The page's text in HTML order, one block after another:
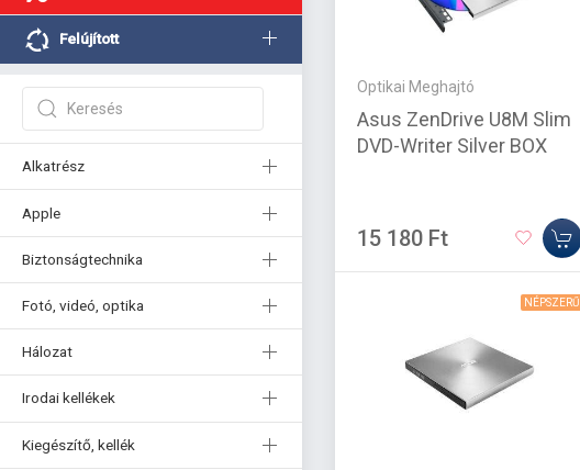
Felújított
Alkatrész
Apple
Biztonságtechnika
Fotó, videó, optika
Hálozat
Irodai kellékek
Kiegészítő, kellék
Optikai Meghajtó
Asus ZenDrive U8M Slim
DVD-Writer Silver BOX
15 180 Ft
NÉPSZERŰ